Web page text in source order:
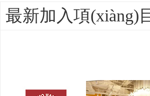
最新加入項(xiàng)